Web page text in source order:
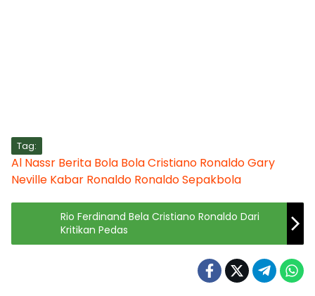
Tag:
Al Nassr Berita Bola BolaCristiano RonaldoGary
Neville Kabar Ronaldo RonaldoSepakbola
Rio Ferdinand Bela Cristiano Ronaldo Dari
Kritikan Pedas